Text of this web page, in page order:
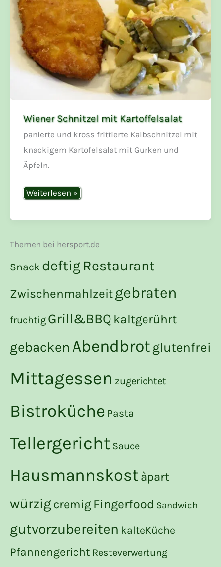
Wiener Schnitzel mit Kartoffelsalat
panierte und kross frittierte Kalbschnitzel mit
knackigem Kartofelsalat mit Gurken und
Äpfeln.
Wiener
Schnitzel
Weiterlesen »
Themen bei hersport.de
Snack deftig Restaurant
Zwischenmahlzeitgebraten
fruchtig Grill&BBQ kaltgerührt
gebacken Abendbrotglutenfrei
Mittagessen zugerichtet
Bistroküche Pasta
Tellergericht Sauce
Hausmannskost àpart
würzig cremig Fingerfood Sandwich
gutvorzubereiten kalteKüche
Pfannengericht Resteverwertung